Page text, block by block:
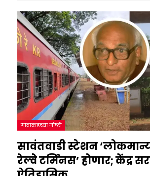
गावाकडच्या गोष्टी
सावंतवाडी स्टेशन
रेल्वे टर्मिनस’ होणार; केंद्र